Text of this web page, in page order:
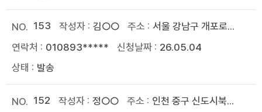
153 김○○
서울 강남구 개포로...
010893*****
26.05.04
발송
152 정○○
인천 중구 신도시북...